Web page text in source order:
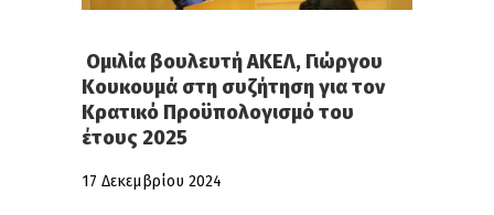
Ομιλία βουλευτή ΑΚΕΛ, Γιώργου
Κουκουμά στη συζήτηση για τον
Κρατικό Προϋπολογισμό του
έτους 2025
17 Δεκεμβρίου 2024